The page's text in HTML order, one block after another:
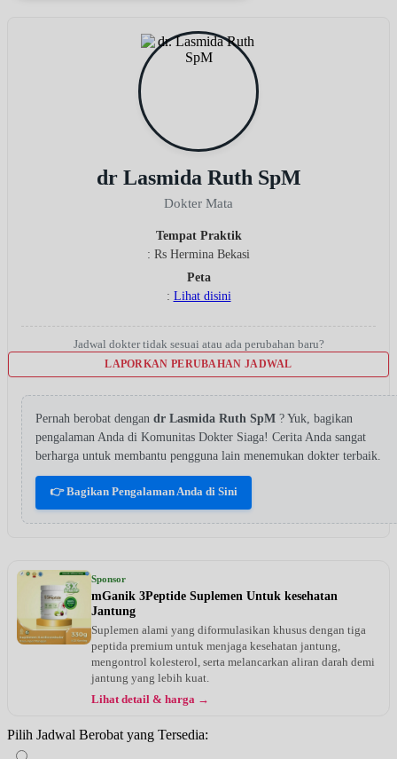
dr Lasmida Ruth SpM
Dokter Mata
Tempat Praktik
: Rs Hermina Bekasi
Peta
: Lihat disini
Jadwal dokter tidak sesuai atau ada perubahan baru?
LAPORKAN PERUBAHAN JADWAL
Pernah berobat dengan dr Lasmida Ruth SpM ? Yuk, bagikan
pengalaman Anda di Komunitas Dokter Siaga! Cerita Anda sangat
berharga untuk membantu pengguna lain menemukan dokter terbaik.
👉 Bagikan Pengalaman Anda di Sini
Sponsor
mGanik 3Peptide Suplemen Untuk kesehatan
Jantung
Suplemen alami yang diformulasikan khusus dengan tiga
peptida premium untuk menjaga kesehatan jantung,
mengontrol kolesterol, serta melancarkan aliran darah demi
jantung yang lebih kuat.
Lihat detail & harga →
Pilih Jadwal Berobat yang Tersedia: